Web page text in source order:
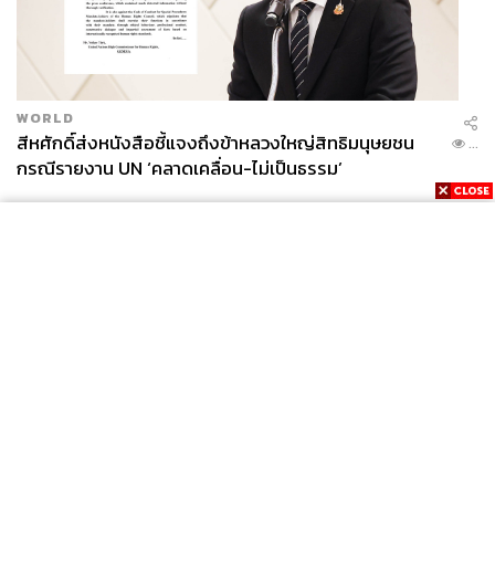
WORLD
สีหศักดิ์ส่งหนังสือชี้แจงถึงข้าหลวงใหญ่สิทธิมนุษยชน
กรณีรายงาน UN ‘คลาดเคลื่อน-ไม่เป็นธรรม’
...